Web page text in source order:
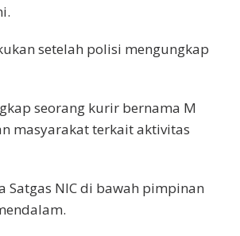
setelah polisi mengungkap
seorang kurir bernama M
masyarakat terkait aktivitas
Satgas NIC di bawah pimpinan